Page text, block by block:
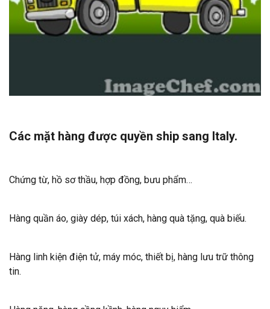
Các mặt hàng được quyền ship sang Italy.
Chứng từ, hồ sơ thầu, hợp đồng, bưu phẩm…
Hàng quần áo, giày dép, túi xách, hàng quà tặng, quà biếu.
Hàng linh kiện điện tử, máy móc, thiết bị, hàng lưu trữ thông
tin.